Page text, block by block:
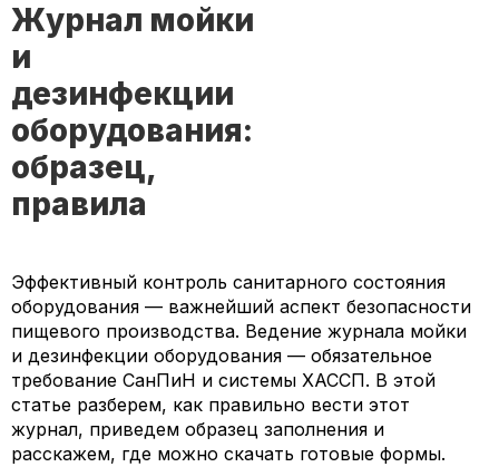
Журнал мойки
и
дезинфекции
оборудования:
образец,
правила
Эффективный контроль санитарного состояния
оборудования — важнейший аспект безопасности
пищевого производства. Ведение журнала мойки
и дезинфекции оборудования — обязательное
требование СанПиН и системы ХАССП. В этой
статье разберем, как правильно вести этот
журнал, приведем образец заполнения и
расскажем, где можно скачать готовые формы.